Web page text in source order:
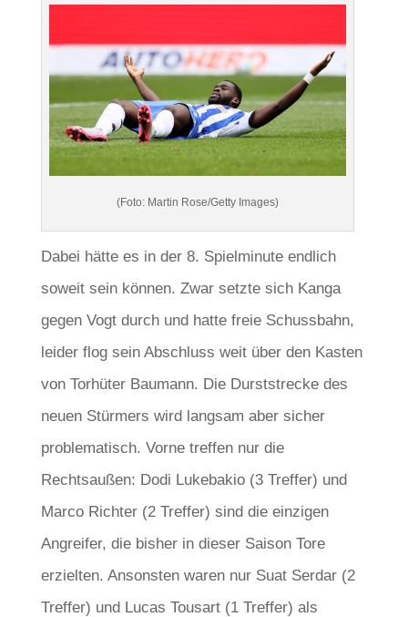
(Foto: Martin Rose/Getty Images)
Dabei hätte es in der 8. Spielminute endlich
soweit sein können. Zwar setzte sich Kanga
gegen Vogt durch und hatte freie Schussbahn,
leider flog sein Abschluss weit über den Kasten
von Torhüter Baumann. Die Durststrecke des
neuen Stürmers wird langsam aber sicher
problematisch. Vorne treffen nur die
Rechtsaußen: Dodi Lukebakio (3 Treffer) und
Marco Richter (2 Treffer) sind die einzigen
Angreifer, die bisher in dieser Saison Tore
erzielten. Ansonsten waren nur Suat Serdar (2
Treffer) und Lucas Tousart (1 Treffer) als